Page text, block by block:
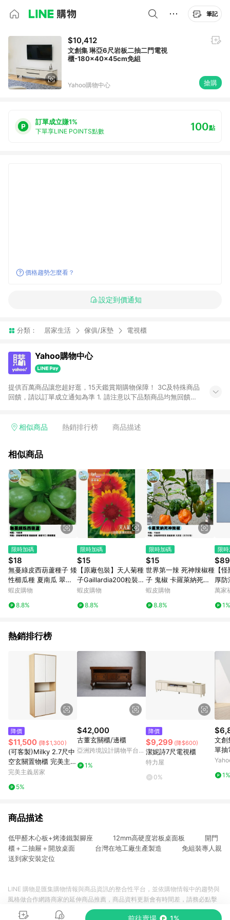
筆記
$10,412
文創集 琳亞6尺岩板二抽二門電視
櫃-180x40x45cm免組
Yahoo購物中心 搶購
訂單成立賺1%
下單享LINE POINTS點數 100點
價格趨勢怎麼看？
設定到價通知
分類： 居家生活 傢俱/床墊 電視櫃
Yahoo購物中心
提供百萬商品讓您超好逛，15天鑑賞期購物保障！ 3C及特殊商品
回饋，請以訂單成立通知為準 1. 請注意以下品類商品均無回饋：
電玩/遊戲/相機/單眼/鏡頭/拍立得 [2024/6/1起適用] -內接硬
的購回饋活動享Yahoo超贈點回饋者 - 購物中心商店之商品：商
3. 訂單回饋金額將扣除運費/購物金/超贈點/福利金/紅利折抵/折
價券等虛擬貨幣折抵 4. 大宗採購或批發轉賣不具回饋資格： 如
有相關事證認定您為大宗採購、批發轉賣而非最終消費使用者，
相關認定以Yahoo購物中心之認定為準
相似商品 熱銷排行榜 商品描述
相似商品
限時加碼
$18
無蔓綠皮西葫蘆種子 矮
性櫛瓜種 夏南瓜 翠玉
瓜 家庭菜園 陽台盆栽
農藥 新鮮採種 適合台
蝦皮購物
8.8%
限時加碼
$15
【原廠包裝】天人菊種
子Gaillardia200粒裝
澎湖縣花 耐旱耐熱草花
被盆栽兩用 新手必成
蝦皮購物
8.8%
限時加碼
$15
世界第一辣 死神辣椒種
子 鬼椒 卡羅萊納死神
超辣挑戰 觀賞食用 盆
級 自種辣椒
蝦皮購物
8.8%
限
【
厚
萬家
1%
熱銷排行榜
降價
$11,500 (降$1,300)
(可客製)Milky 2.7尺中
空玄關置物櫃 完美主義
【X0064】
完美主義居家
5%
$42,000
古董玄關櫃/邊櫃
亞洲跨境設計購物平台
1%
降價
$9,299 (降$600)
潔妮詩7尺電視櫃
特力屋
0%
文創集 盧克
單
1%
商品描述
低甲醛木心板+烤漆鐵製腳座 12mm高硬度岩板桌面板 開門
櫃＋二抽屜＋開放桌面 台灣在地工廠生產製造 免組裝專人親
送到家安裝定位
前往賣場 1%
LINE 購物是匯集購物情報與商品資訊的整合性平台，並依購物情報中的趨勢與
風格做合作網路商家的延伸商品推薦，商品資料更新會有時間差，請務必點擊
商品至各合作網路商家，確認現售價與購物條件，一切資訊以合作廠商網頁為